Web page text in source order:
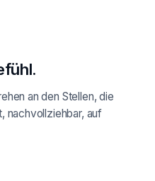
an den Stellen, die
nachvollziehbar, auf